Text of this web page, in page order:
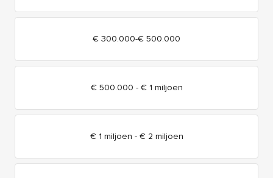
€ 300.000-€ 500.000
€ 500.000 - € 1 miljoen
€ 1 miljoen - € 2 miljoen